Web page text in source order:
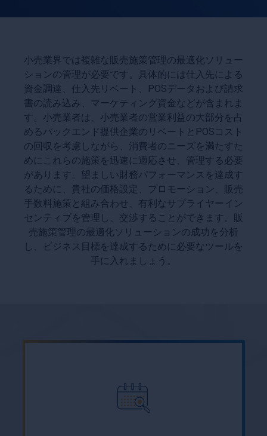
小売業界では複雑な販売施策管理の最適化ソリュー
ションの管理が必要です。具体的には仕入先による
資金調達、仕入先リベート、POSデータおよび請求
書の読み込み、マーケティング資金などが含まれま
す。小売業者は、小売業者の営業利益の大部分を占
めるバックエンド提供企業のリベートとPOSコスト
の回収を考慮しながら、消費者のニーズを満たすた
めにこれらの施策を迅速に適応させ、管理する必要
があります。望ましい財務パフォーマンスを達成す
るために、貴社の価格設定、プロモーション、販売
手数料施策と組み合わせ、有利なサプライヤーイン
センティブを管理し、交渉することができます。販
売施策管理の最適化ソリューションの成功を分析
し、ビジネス目標を達成するために必要なツールを
手に入れましょう。